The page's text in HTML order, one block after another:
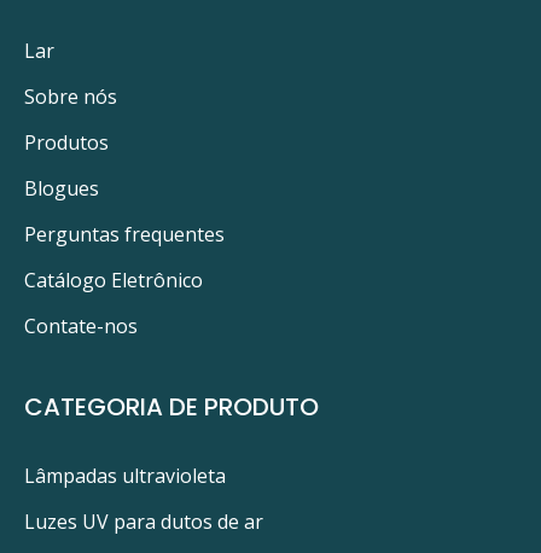
Lar
Sobre nós
Produtos
Blogues
Perguntas frequentes
Catálogo Eletrônico
Contate-nos
CATEGORIA DE PRODUTO
Lâmpadas ultravioleta
Luzes UV para dutos de ar